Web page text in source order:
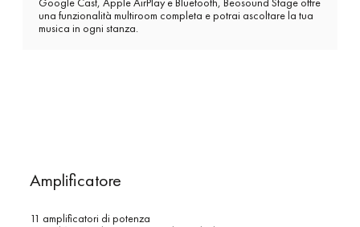
una funzionalità multiroom completa e potrai ascoltare la tua
musica in ogni stanza.
Amplificatore
11 amplificatori di potenza